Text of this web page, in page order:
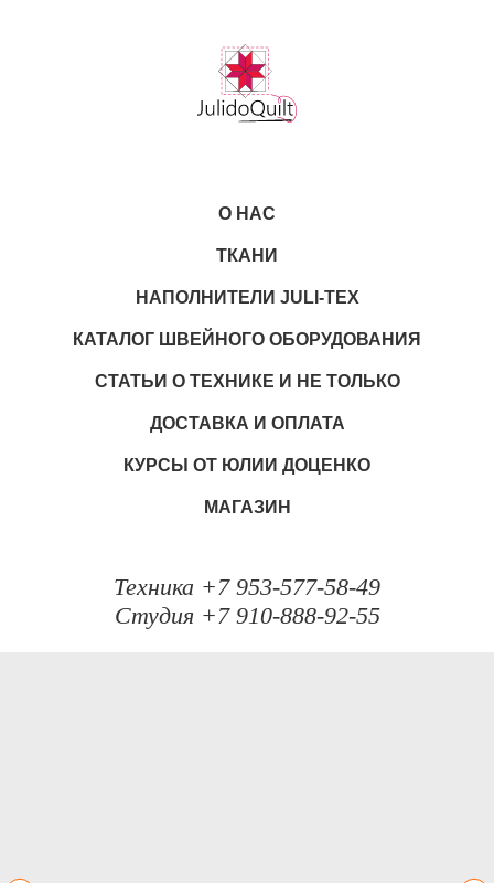
О НАС
ТКАНИ
НАПОЛНИТЕЛИ JULI-TEX
КАТАЛОГ ШВЕЙНОГО ОБОРУДОВАНИЯ
СТАТЬИ О ТЕХНИКЕ И НЕ ТОЛЬКО
ДОСТАВКА И ОПЛАТА
КУРСЫ ОТ ЮЛИИ ДОЦЕНКО
МАГАЗИН
Техника +7 953-577-58-49
Студия +7 910-888-92-55